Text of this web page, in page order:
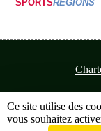
SPORTSREGIONS
Ce site utilise des
vous souhaitez